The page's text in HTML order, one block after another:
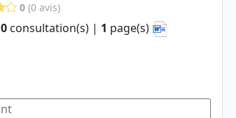
0 (0 avis)
0 consultation(s) | 1 page(s)